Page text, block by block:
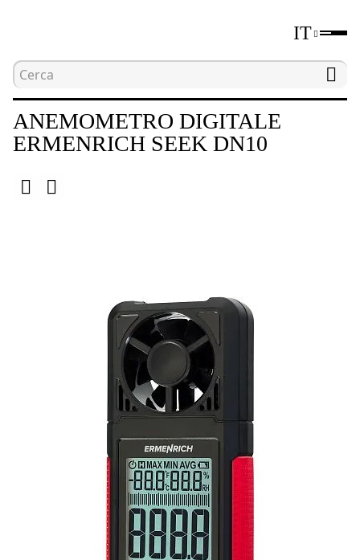
IT
Home Misuratori di parametri
ANEMOMETRO DIGITALE
ERMENRICH SEEK DN10